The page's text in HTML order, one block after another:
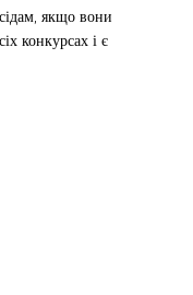
якщо вони
конкурсах і є